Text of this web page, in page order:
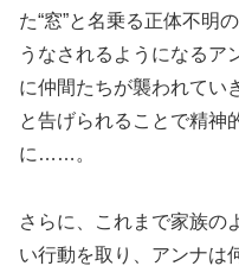
た“窓”と名乗る正体不明
うなされるようになるア
に仲間たちが襲われてい
と告げられることで精神
に……。
さらに、これまで家族の
い行動を取り、アンナは